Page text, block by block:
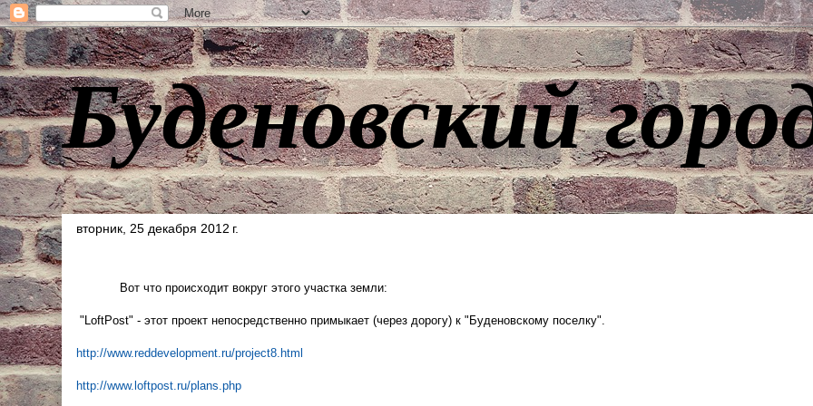
Буденовский
вторник, 25 декабря 2012 г.
Вот что происходит вокруг этого участка земли:
"LoftPost" - этот проект непосредственно примыкает (через дорогу) к "Буденовскому поселку".
http://www.reddevelopment.ru/project8.html
http://www.loftpost.ru/plans.php